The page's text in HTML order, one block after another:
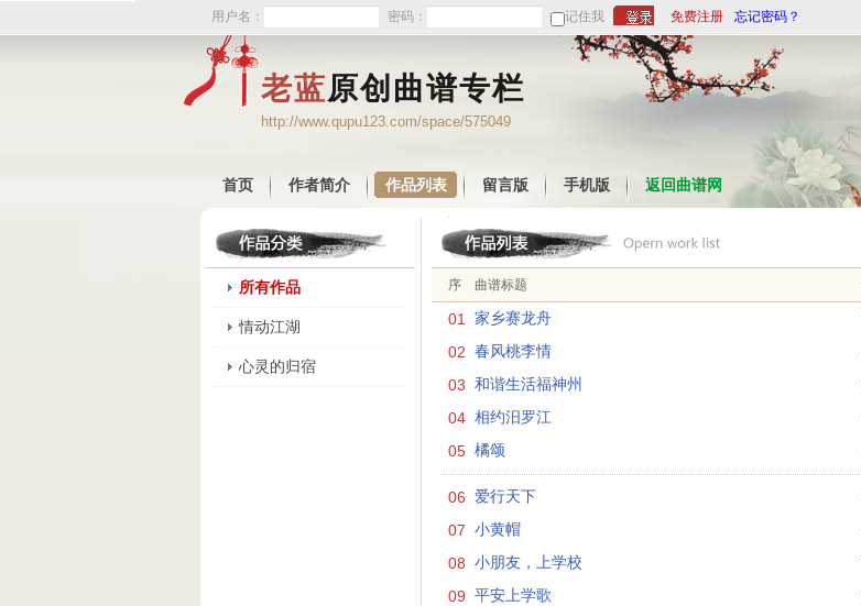
用户名： 密码： 记住我 免费注册 忘记密码？
老蓝原创曲谱专栏
http://www.qupu123.com/space/575049
首页 作者简介 作品列表 留言版 手机版 返回曲谱网
序 曲谱标题
01 家乡赛龙舟
02 春风桃李情
03 和谐生活福神州
04 相约汨罗江
05 橘颂
06 爱行天下
07 小黄帽
08 小朋友，上学校
09 平安上学歌
所有作品
情动江湖
心灵的归宿